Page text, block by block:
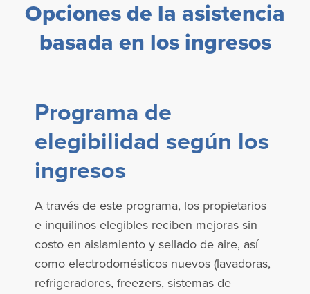
Opciones de la asistencia
basada en los ingresos
Programa de
elegibilidad según los
ingresos
A través de este programa, los propietarios
e inquilinos elegibles reciben mejoras sin
costo en aislamiento y sellado de aire, así
como electrodomésticos nuevos (lavadoras,
refrigeradores, freezers, sistemas de